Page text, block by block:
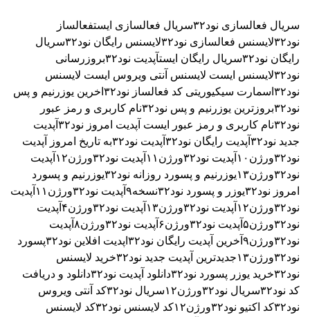
سریال فعالسازی نود۳۲ سریال فعالسازی ایستفعالساز
نود۳۲
لایسنس فعالسازی نود۳۲ لایسنس رایگان نود۳۲
سریال
رایگان نود۳۲
سریال رایگان ایستآپدیت نود۳۲
بروزرسانی
نود۳۲
لایسنس ایست لایسنس آنتی ویروس ایست لایسنس
نود۳۲اسمارت سیکیوریتی
کد فعالساز نود۳۲
اخرین یوزرنیم و پس
نود۳۲
بروزترین یوزرنیم و پس نود۳۲
نام کاربری و رمز عبور
نود۳۲
نام کاربری و رمز عبور ایست آپدیت امروز نود۳۲
آپدیت
جدید نود۳۲
آپدیت رایگان نود۳۲ آپدیت نود۳۲به تاریخ امروز
آپدیت
نود۳۲ورژن۱۰
آپدیت نود۳۲ورژن۱۱ آپدیت نود۳۲ورژن۱۲
آپدیت
نود۳۲ورژن۱۳
یوزرنیم و پسورد روزانه نود۳۲
یوزرنیم و پسورد
امروز نود۳۲
یوزر و پسورد نود۳۲نسخه۹ آپدیت نود۳۲ورژن۱۱
آپدیت
نود۳۲ورژن۱۲
آپدیت نود۳۲ورژن۱۳ آپدیت نود۳۲ورژن۴
آپدیت
نود۳۲ورژن۵
آپدیت نود۳۲ورژن۶ آپدیت نود۳۲ورژن۸
آپدیت
نود۳۲ورژن۹
آخرین آپدیت رایگان نود۳۲ اپدیت افلاین نود۳۲
پسورد
نود۳۲ورژن۱۳
جدیدترین آپدیت جدید نود۳۲
خرید لایسنس
نود۳۲
خرید یوزر پسورد نود۳۲ دانلود آپدیت نود۳۲
دانلود و دریافت
کد نود۳۲
سریال نود۳۲ورژن۱۲ سریال نود۳۲
کد آنتی ویروس
نود۳۲
کد اکتیو نود۳۲ورژن۱۲ کد لایسنس نود۳۲
کد لایسنس